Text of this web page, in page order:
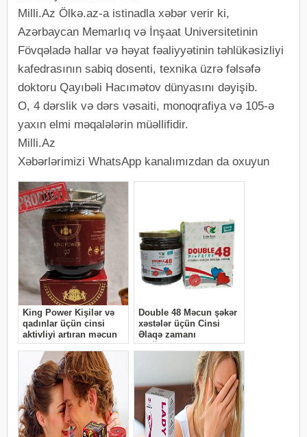
Milli.Az Ölkə.az-a istinadla xəbər verir ki,
Azərbaycan Memarlıq və İnşaat Universitetinin
Fövqəladə hallar və həyat fəaliyyətinin təhlükəsizliyi
kafedrasının sabiq dosenti, texnika üzrə fəlsəfə
doktoru Qayıbəli Hacımətov dünyasını dəyişib.
O, 4 dərslik və dərs vəsaiti, monoqrafiya və 105-ə
yaxın elmi məqalələrin müəllifidir.
Milli.Az
Xəbərlərimizi WhatsApp kanalımızdan da oxuyun